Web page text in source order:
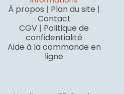
À propos | Plan du site |
Contact
CGV | Politique de
confidentialité
Aide à la commande en
ligne